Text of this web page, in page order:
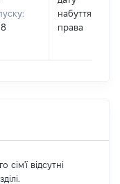
набуття
права
сім'ї відсутні